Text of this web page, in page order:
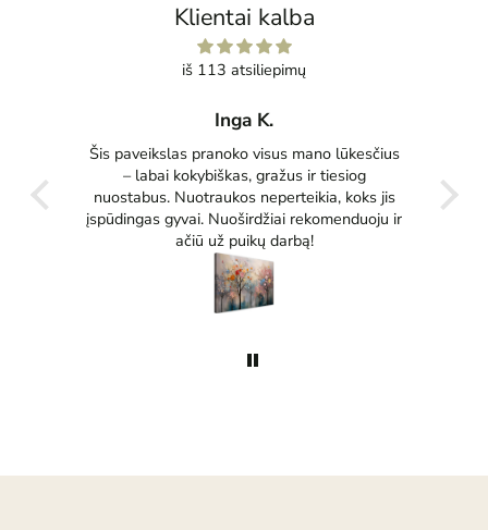
Klientai kalba
iš 113 atsiliepimų
Inga K.
Šis paveikslas pranoko visus mano lūkesčius
– labai kokybiškas, gražus ir tiesiog
nuostabus. Nuotraukos neperteikia, koks jis
įspūdingas gyvai. Nuoširdžiai rekomenduoju ir
ačiū už puikų darbą!